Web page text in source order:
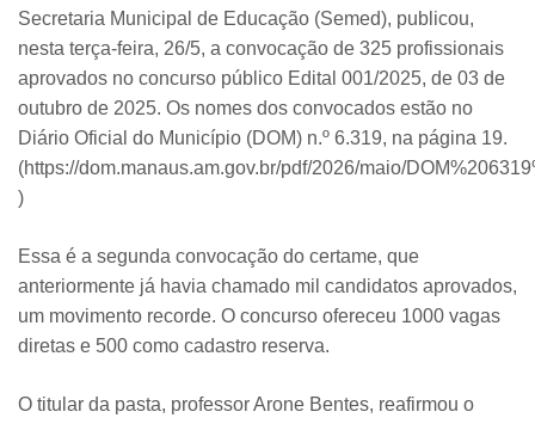
Secretaria Municipal de Educação (Semed), publicou,
nesta terça-feira, 26/5, a convocação de 325 profissionais
aprovados no concurso público Edital 001/2025, de 03 de
outubro de 2025. Os nomes dos convocados estão no
Diário Oficial do Município (DOM) n.º 6.319, na página 19.
(https://dom.manaus.am.gov.br/pdf/2026/maio/
)
Essa é a segunda convocação do certame, que
anteriormente já havia chamado mil candidatos aprovados,
um movimento recorde. O concurso ofereceu 1000 vagas
diretas e 500 como cadastro reserva.
O titular da pasta, professor Arone Bentes, reafirmou o